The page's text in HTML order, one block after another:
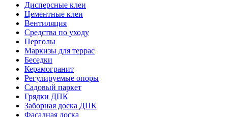
Дисперсные клеи
Цементные клеи
Вентиляция
Средства по уходу
Перголы
Маркизы для террас
Беседки
Керамогранит
Регулируемые опоры
Садовый паркет
Грядки ДПК
Заборная доска ДПК
Фасадная доска